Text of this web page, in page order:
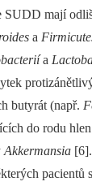
SUDD mají
oides a
ií a
butyrát (např.
do rodu
Akkermansia
pacientů